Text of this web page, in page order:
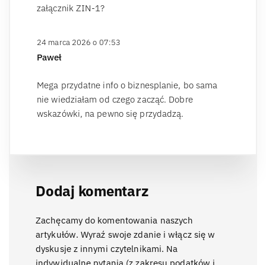
załącznik ZIN-1?
24 marca 2026 o 07:53
Paweł
Mega przydatne info o biznesplanie, bo sama
nie wiedziałam od czego zacząć. Dobre
wskazówki, na pewno się przydadzą.
Dodaj komentarz
Zachęcamy do komentowania naszych
artykułów. Wyraź swoje zdanie i włącz się w
dyskusje z innymi czytelnikami. Na